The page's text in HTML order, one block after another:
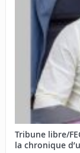
Tribune libre/
la chronique